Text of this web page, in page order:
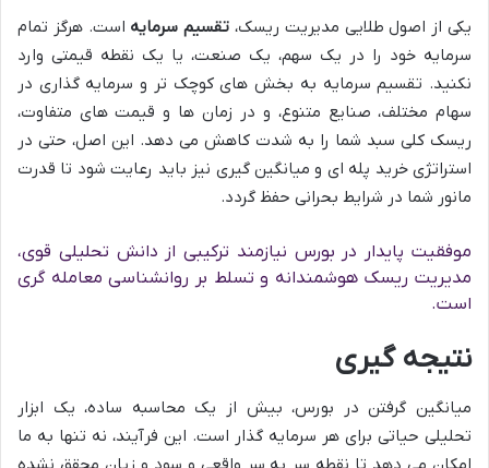
یکی از اصول طلایی مدیریت ریسک، تقسیم سرمایه است. هرگز تمام
سرمایه خود را در یک سهم، یک صنعت، یا یک نقطه قیمتی وارد
نکنید. تقسیم سرمایه به بخش های کوچک تر و سرمایه گذاری در
سهام مختلف، صنایع متنوع، و در زمان ها و قیمت های متفاوت،
ریسک کلی سبد شما را به شدت کاهش می دهد. این اصل، حتی در
استراتژی خرید پله ای و میانگین گیری نیز باید رعایت شود تا قدرت
مانور شما در شرایط بحرانی حفظ گردد.
موفقیت پایدار در بورس نیازمند ترکیبی از دانش تحلیلی قوی،
مدیریت ریسک هوشمندانه و تسلط بر روانشناسی معامله گری
است.
نتیجه گیری
میانگین گرفتن در بورس، بیش از یک محاسبه ساده، یک ابزار
تحلیلی حیاتی برای هر سرمایه گذار است. این فرآیند، نه تنها به ما